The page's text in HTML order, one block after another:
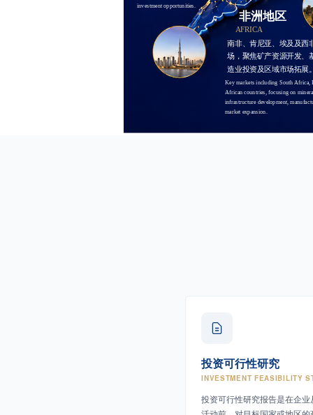
investment opportunities.
非洲地区
AFRICA
南非、肯尼亚、埃及及西
场，聚焦矿产资源开发、
造业投资及区域市场拓展
Key markets including South Africa,
African countries, focusing on
infrastructure development,
market expansion.
投资可行性研究
INVESTMENT FEASIBILITY
投资可行性研究报告是在企业